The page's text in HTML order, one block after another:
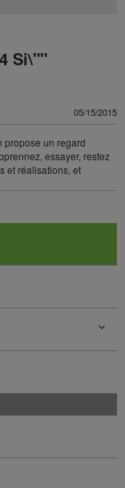
Si\""
05/15/2015
propose un regard
essayer, restez
et réalisations, et